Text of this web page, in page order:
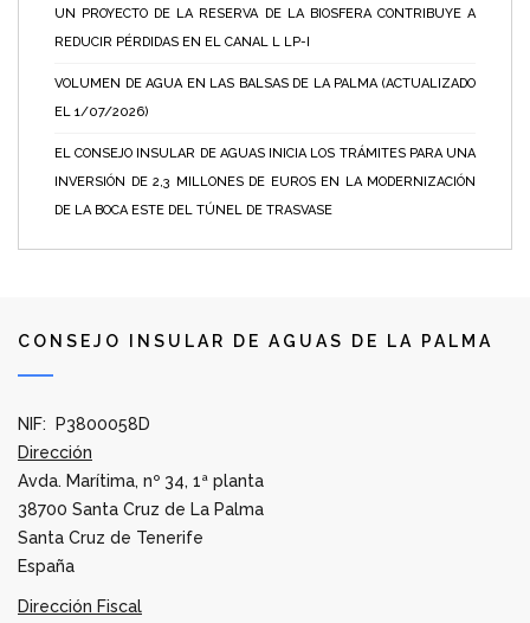
UN PROYECTO DE LA RESERVA DE LA BIOSFERA CONTRIBUYE A
REDUCIR PÉRDIDAS EN EL CANAL L LP-I
VOLUMEN DE AGUA EN LAS BALSAS DE LA PALMA (ACTUALIZADO
EL 1/07/2026)
EL CONSEJO INSULAR DE AGUAS INICIA LOS TRÁMITES PARA UNA
INVERSIÓN DE 2,3 MILLONES DE EUROS EN LA MODERNIZACIÓN
DE LA BOCA ESTE DEL TÚNEL DE TRASVASE
CONSEJO INSULAR DE AGUAS DE LA PALMA
NIF: P3800058D
Dirección
Avda. Marítima, nº 34, 1ª planta
38700 Santa Cruz de La Palma
Santa Cruz de Tenerife
España
Dirección Fiscal